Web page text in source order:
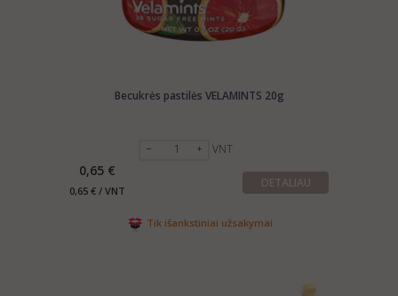
Becukrės pastilės VELAMINTS 20g
VNT
0,65 €
0,65 € / VNT
DETALIAU
Tik išankstiniai užsakymai